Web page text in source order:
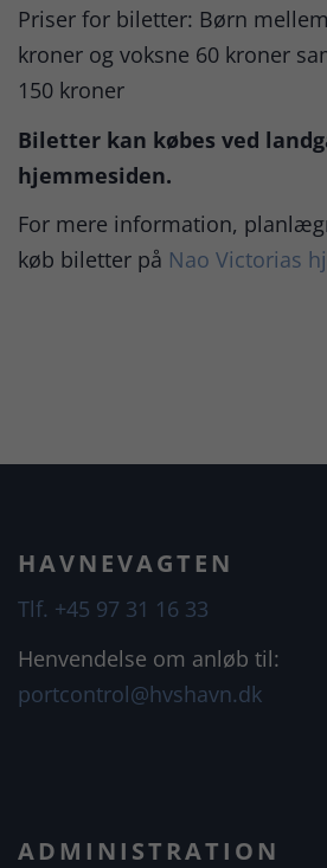
Priser for biletter: Børn
kroner og voksne 60 kroner
150 kroner
Biletter kan købes ved
hjemmesiden.
For mere information,
køb biletter på Nao Victorias
HAVNEVAGTEN
Tlf. +45 97 31 16 33
Henvendelse om anløb til:
portcontrol@hvshavn.dk
ADMINISTRATION